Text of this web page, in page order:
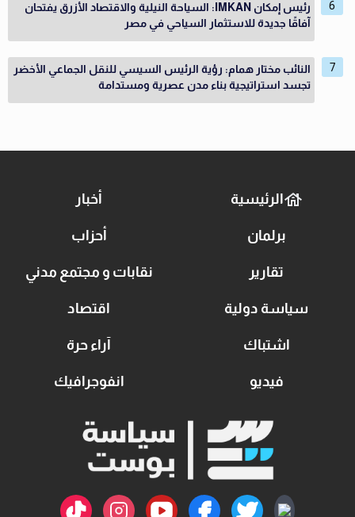
رئيس إمكان IMKAN: السياحة النيلية والاقتصاد الأزرق يفتحان
آفاقًا جديدة للاستثمار السياحي في مصر
النائب مختار همام: رؤية الرئيس السيسي للنقل الجماعي الأخضر
تجسد استراتيجية بناء مدن عصرية ومستدامة
الرئيسية أخبار
برلمان أحزاب
تقارير نقابات و مجتمع مدني
سياسة دولية اقتصاد
اشتباك آراء حرة
فيديو انفوجرافيك